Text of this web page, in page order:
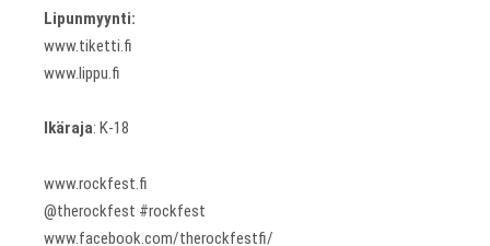
Lipunmyynti:
www.tiketti.fi
www.lippu.fi
Ikäraja: K-18
www.rockfest.fi
@therockfest #rockfest
www.facebook.com/therockfestfi/